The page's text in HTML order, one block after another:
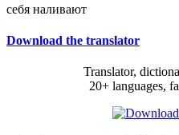
себя наливают
Download the translator
Translator,
20+ languages,